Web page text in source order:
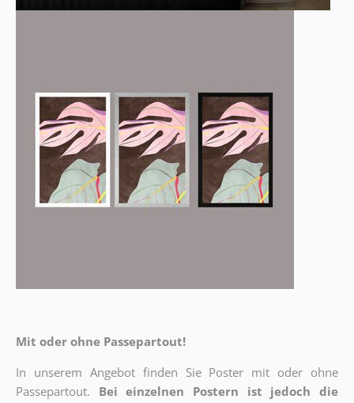
Mit oder ohne Passepartout!
In unserem Angebot finden Sie Poster mit oder ohne
Passepartout.
Bei einzelnen Postern ist jedoch die